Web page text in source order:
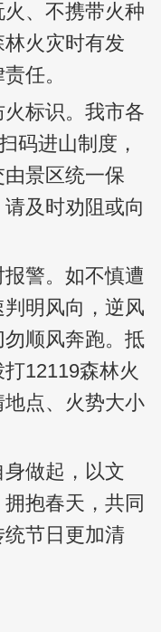
、不携带火种
火灾时有发
任。
标识。我市各
码进山制度，
景区统一保
及时劝阻或向
警。如不慎遭
明风向，逆风
顺风奔跑。抵
12119森林火
点、火势大小
做起，以文
抱春天，共同
节日更加清